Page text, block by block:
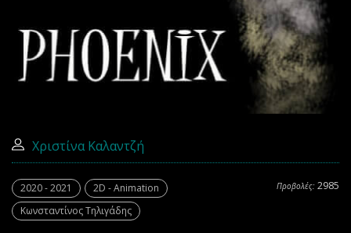
Χριστίνα Καλαντζή
Προβολές: 2985
2020 - 2021
2D - Animation
Κωνσταντίνος Τηλιγάδης